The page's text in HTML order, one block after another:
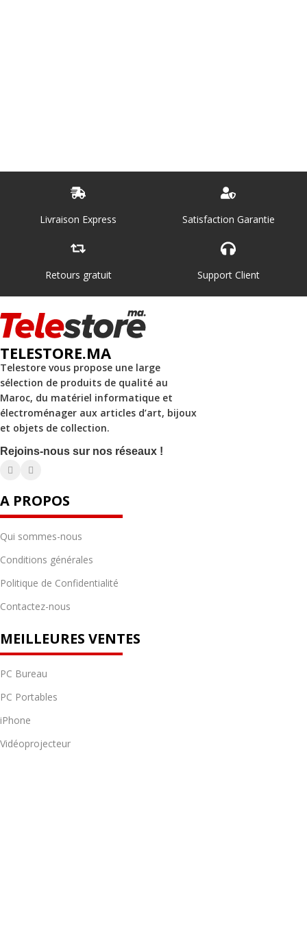
Livraison Express Satisfaction Garantie
Retours gratuit Support Client
TELESTORE.MA
Telestore vous propose une large
sélection de produits de qualité au
Maroc, du matériel informatique et
électroménager aux articles d’art, bijoux
et objets de collection.
Rejoins-nous sur nos réseaux !
A PROPOS
Qui sommes-nous
Conditions générales
Politique de Confidentialité
Contactez-nous
MEILLEURES VENTES
PC Bureau
PC Portables
iPhone
Vidéoprojecteur